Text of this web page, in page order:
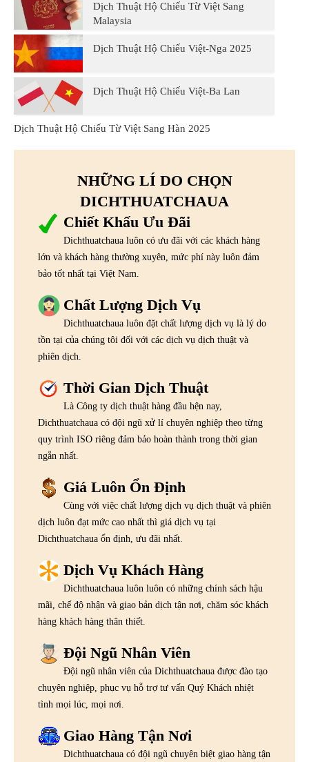
Dịch Thuật Hộ Chiếu Từ Việt Sang
Malaysia
Dịch Thuật Hộ Chiếu Việt-Nga 2025
Dịch Thuật Hộ Chiếu Việt-Ba Lan
Dịch Thuật Hộ Chiếu Từ Việt Sang Hàn 2025
NHỮNG LÍ DO CHỌN
DICHTHUATCHAUA
Chiết Khấu Ưu Đãi
Dichthuatchaua luôn có ưu đãi với các khách hàng
lớn và khách hàng thường xuyên, mức phí này luôn đảm
bảo tốt nhất tại Việt Nam.
Chất Lượng Dịch Vụ
Dichthuatchaua luôn đặt chất lượng dịch vụ là lý do
tồn tại của chúng tôi đối với các dịch vụ dịch thuật và
phiên dịch.
Thời Gian Dịch Thuật
Là Công ty dịch thuật hàng đầu hện nay,
Dichthuatchaua có đội ngũ xử lí chuyên nghiệp theo từng
quy trình ISO riêng đảm bảo hoàn thành trong thời gian
ngắn nhất.
Giá Luôn Ổn Định
Cùng với việc chất lượng dịch vụ dịch thuật và phiên
dịch luôn đạt mức cao nhất thì giá dịch vụ tại
Dichthuatchaua ổn định, ưu đãi nhất.
Dịch Vụ Khách Hàng
Dichthuatchaua luôn luôn có những chính sách hậu
mãi, chế độ nhận và giao bản dịch tận nơi, chăm sóc khách
hàng khách hàng thân thiết.
Đội Ngũ Nhân Viên
Đội ngũ nhân viên của Dichthuatchaua được đào tạo
chuyên nghiệp, phục vụ hỗ trợ tư vấn Quý Khách nhiệt
tình mọi lúc, mọi nơi.
Giao Hàng Tận Nơi
Dichthuatchaua có đội ngũ chuyên biệt giao hàng tận